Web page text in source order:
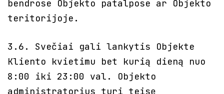
bendrose Objekto patalpose ar Objekto
teritorijoje.
3.6. Svečiai gali lankytis Objekte
Kliento kvietimu bet kurią dieną nuo
8:00 iki 23:00 val. Objekto
administratorius turi teisę